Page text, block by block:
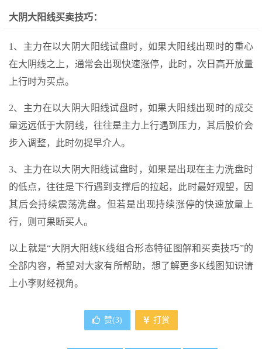
大阴大阳线买卖技巧：
1、主力在以大阴大阳线试盘时，如果大阳线出现时的重心
在大阴线之上，通常会出现快速涨停，此时，次日高开放量
上行时为买点。
2、主力在以大阴大阳线试盘时，如果大阳线出现时的成交
量远远低于大阴线，往往是主力上行遇到压力，其后股价会
步入调整，此时勿提早介人。
3、主力在以大阴大阳线试盘时，如果是出现在主力洗盘时
的低点，往往是下行遇到支撑后的拉起，此时最好观望，因
其后会持续震荡洗盘。但若是出现持续涨停的快速放量上
行，则可果断买人。
以上就是“大阴大阳线K线组合形态特征图解和买卖技巧”的
全部内容，希望对大家有所帮助，想了解更多K线图知识请
上小李财经视角。
赞(3) 打赏